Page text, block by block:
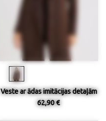
Veste ar ādas imitācijas detaļām
62,90 €